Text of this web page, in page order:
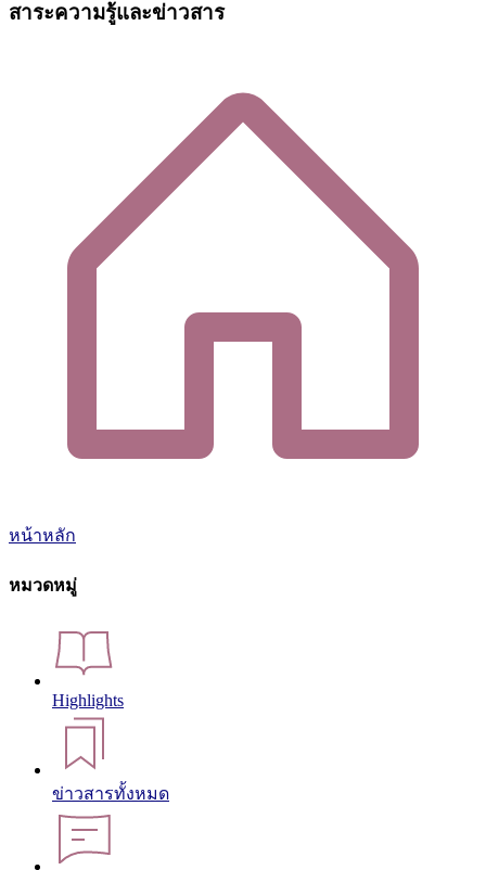
สาระความรู้และข่าวสาร
หน้าหลัก
หมวดหมู่
Highlights
ข่าวสารทั้งหมด